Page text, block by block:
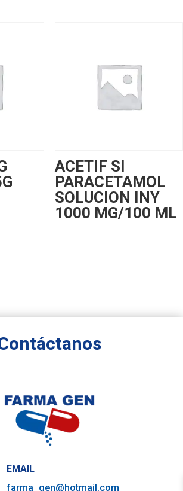
ACETIF SI
PARACETAMOL
SOLUCION INY
1000 MG/100 ML
EMAIL
farma_gen@hotmail.com